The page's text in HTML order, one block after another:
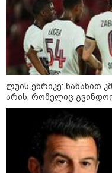
ლუის ენრიკე: ნანახით
არის, რომელიც